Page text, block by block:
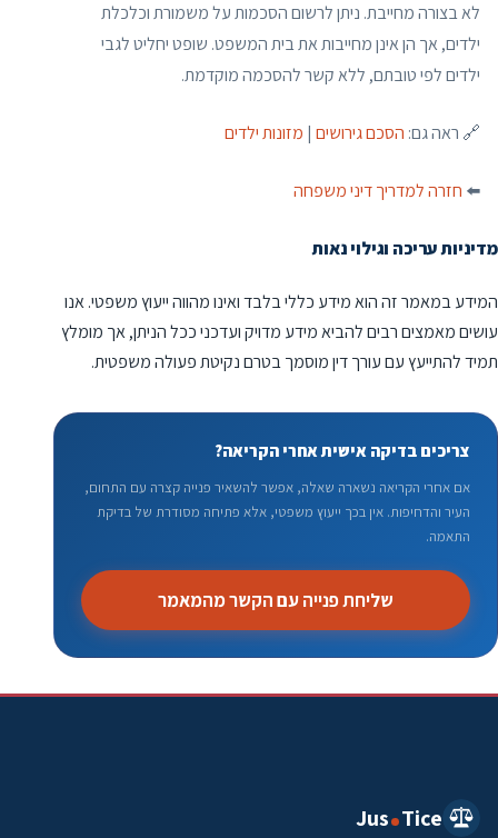
לא בצורה מחייבת. ניתן לרשום הסכמות על משמורת וכלכלת
ילדים, אך הן אינן מחייבות את בית המשפט. שופט יחליט לגבי
ילדים לפי טובתם, ללא קשר להסכמה מוקדמת.
🔗 ראה גם: הסכם גירושים | מזונות ילדים
⬅️ חזרה למדריך דיני משפחה
מדיניות עריכה וגילוי נאות
המידע במאמר זה הוא מידע כללי בלבד ואינו מהווה ייעוץ משפטי. אנו
עושים מאמצים רבים להביא מידע מדויק ועדכני ככל הניתן, אך מומלץ
תמיד להתייעץ עם עורך דין מוסמך בטרם נקיטת פעולה משפטית.
צריכים בדיקה אישית אחרי הקריאה?
אם אחרי הקריאה נשארה שאלה, אפשר להשאיר פנייה קצרה עם התחום,
העיר והדחיפות. אין בכך ייעוץ משפטי, אלא פתיחה מסודרת של בדיקת
התאמה.
שליחת פנייה עם הקשר מהמאמר
Jus Tice